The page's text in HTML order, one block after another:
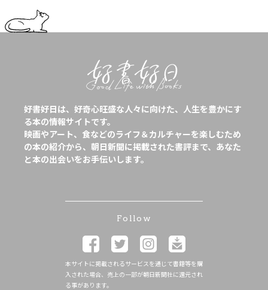
好書好日は、好奇心旺盛な人々に向けた、人生を豊かにす
る本の情報サイトです。
映画やアート、食などのライフ＆カルチャーを楽しむため
の本の紹介から、朝日新聞に掲載された書評まで、あなた
と本の出会いをお手伝いします。
Follow
本サイトに掲載されるサービスを通じて書籍等を購
入された場合、売上の一部が朝日新聞社に還元され
る事があります。